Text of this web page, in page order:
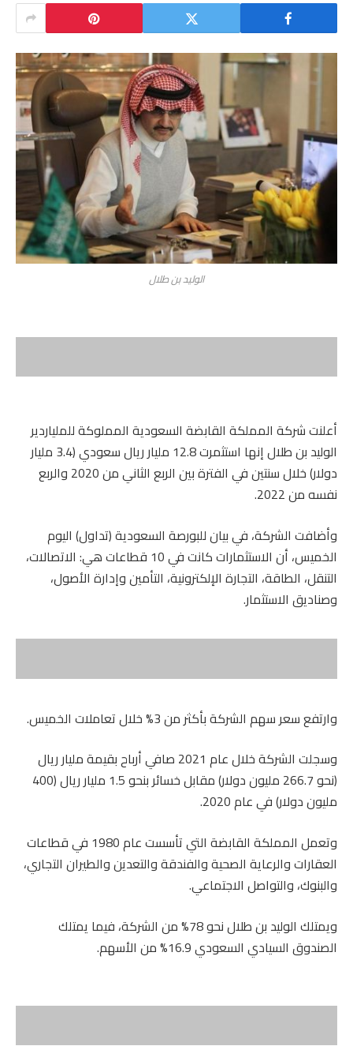
الوليد بن طلال
أعلنت شركة المملكة القابضة السعودية المملوكة للملياردير
الوليد بن طلال إنها استثمرت 12.8 مليار ريال سعودي (3.4 مليار
دولار) خلال سنتين في الفترة بين الربع الثاني من 2020 والربع
نفسه من 2022.
وأضافت الشركة، في بيان للبورصة السعودية (تداول) اليوم
الخميس، أن الاستثمارات كانت في 10 قطاعات هي: الاتصالات،
التنقل، الطاقة، التجارة الإلكترونية، التأمين وإدارة الأصول،
وصناديق الاستثمار.
وارتفع سعر سهم الشركة بأكثر من 3% خلال تعاملات الخميس.
وسجلت الشركة خلال عام 2021 صافي أرباح بقيمة مليار ريال
(نحو 266.7 مليون دولار) مقابل خسائر بنحو 1.5 مليار ريال (400
مليون دولار) في عام 2020.
وتعمل المملكة القابضة التي تأسست عام 1980 في قطاعات
العقارات والرعاية الصحية والفندقة والتعدين والطيران التجاري،
والبنوك، والتواصل الاجتماعي.
ويمتلك الوليد بن طلال نحو 78% من الشركة، فيما يمتلك
الصندوق السيادي السعودي 16.9% من الأسهم.